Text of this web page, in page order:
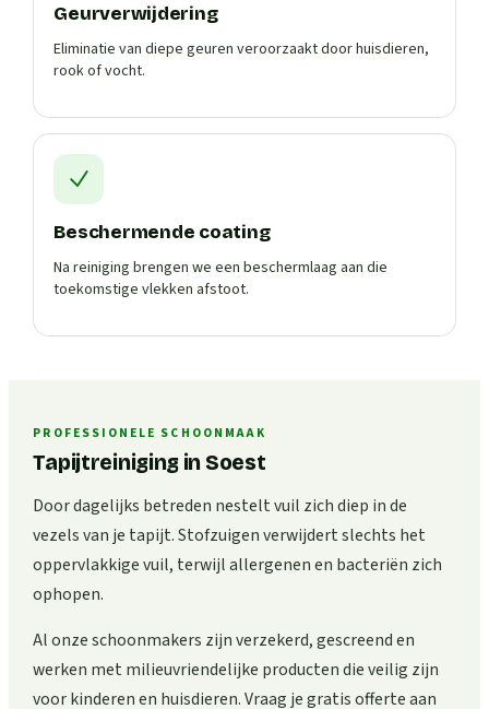
Geurverwijdering
Eliminatie van diepe geuren veroorzaakt door huisdieren,
rook of vocht.
Beschermende coating
Na reiniging brengen we een beschermlaag aan die
toekomstige vlekken afstoot.
PROFESSIONELE SCHOONMAAK
Tapijtreiniging in Soest
Door dagelijks betreden nestelt vuil zich diep in de
vezels van je tapijt. Stofzuigen verwijdert slechts het
oppervlakkige vuil, terwijl allergenen en bacteriën zich
ophopen.
Al onze schoonmakers zijn verzekerd, gescreend en
werken met milieuvriendelijke producten die veilig zijn
voor kinderen en huisdieren. Vraag je gratis offerte aan